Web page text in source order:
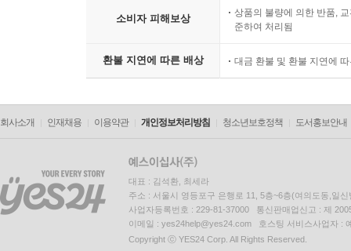
소비자 피해보상
상품의 불량에 의한 반품,
준하여 처리됨
환불 지연에 따른 배상 대금 환불 및 환불 지연에
회사소개 인재채용 이용약관 개인정보처리방침 청소년보호정책 도서홍보안내
대표 : 김석환, 최세라
주소 : 서울시 영등포구 은행로 11, 5층~6층(여의도동,일신
사업자등록번호 : 229-81-37000 통신판매업신고 : 제
이메일 : yes24help@yes24.com 호스팅 서비스사업자 :
Copyright ⓒ YES24 Corp. All Rights Reserved.